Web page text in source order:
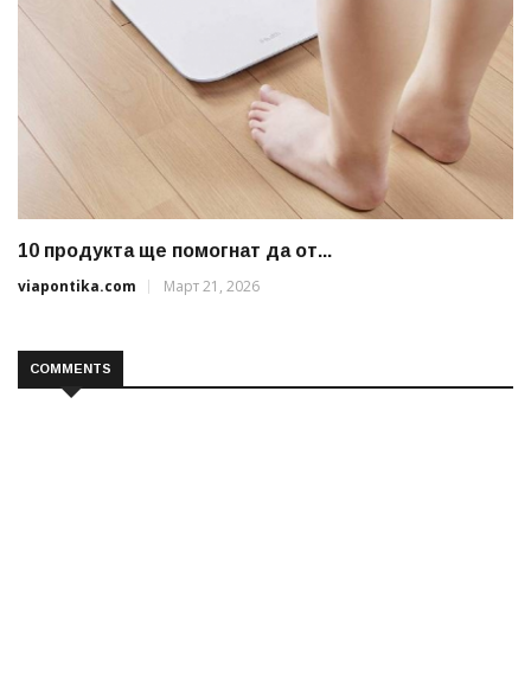
10 продукта ще помогнат да от...
viapontika.com
Март 21, 2026
COMMENTS